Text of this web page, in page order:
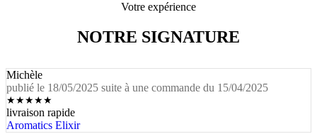
Votre expérience
NOTRE SIGNATURE
Michèle
publié le 18/05/2025 suite à une commande du 15/04/2025
★★★★★
livraison rapide
Aromatics Elixir